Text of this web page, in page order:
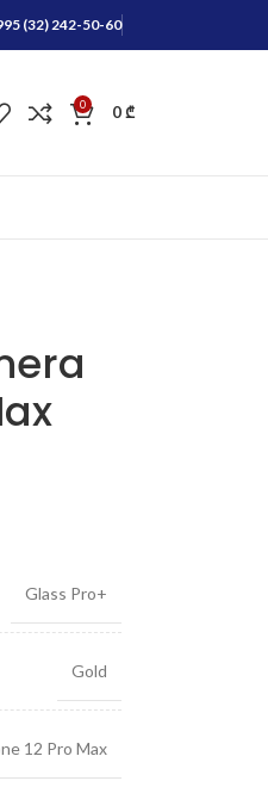
(32) 242-50-60
0 0₾
Glass Pro+
Gold
12 Pro Max